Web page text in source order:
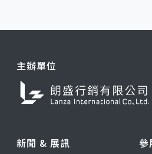
主辦單位
新聞 & 展訊
參